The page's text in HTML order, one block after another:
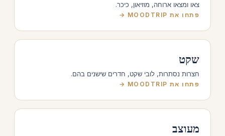
צאו ומצאו ארוחה, מוזיאון, כיכר.
פתחו את MOODTRIP →
שקט
חצרות נסתרות, לובי שקט, חדרים שישנים בהם.
פתחו את MOODTRIP →
מעוצב